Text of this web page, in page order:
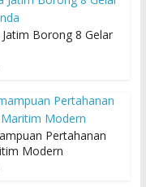
Borong 8 Gelar
Pertahanan
Modern